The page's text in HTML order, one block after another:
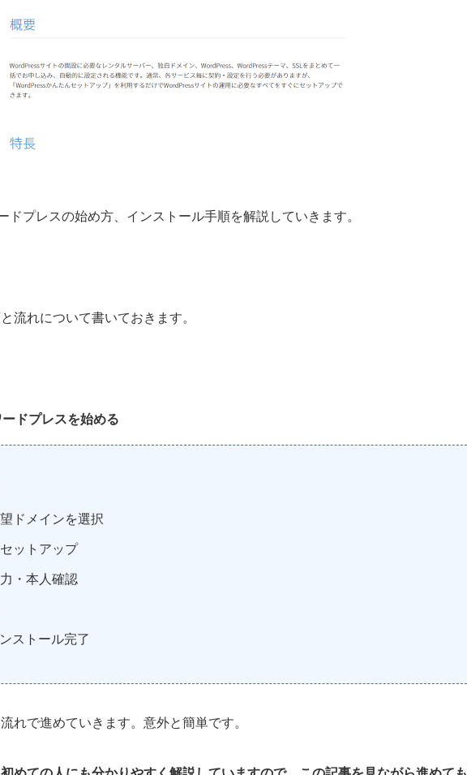
ドプレスの始め方、インストール手順を解説していきます。
流れについて書いておきます。
ドプレスを始める
ドメインを選択
ットアップ
・本人確認
ストール完了
れで進めていきます。意外と簡単です。